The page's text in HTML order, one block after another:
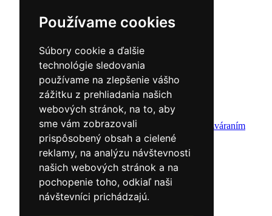
Používame cookies
Súbory cookie a ďalšie
technológie sledovania
používame na zlepšenie vášho
zážitku z prehliadania našich
webových stránok, na to, aby
sme vám zobrazovali
prispôsobený obsah a cielené
reklamy, na analýzu návštevnosti
našich webových stránok a na
pochopenie toho, odkiaľ naši
návštevníci prichádzajú.
Príslušenstvo
Redukčný ventil
Kufríky
Zváracie horáky
Zváracie masky
Zváracie káble
Zváracie drôty
CNC rezacie stroje
Elektródy
Ochrana pred zváraním
Predohrev / Žíhanie
Polohovacie systémy
Indukčný ohrev
Auto náradie a vybavenie servisov
Lakernícke stojany
Nabíjačky a testery
Navijaky